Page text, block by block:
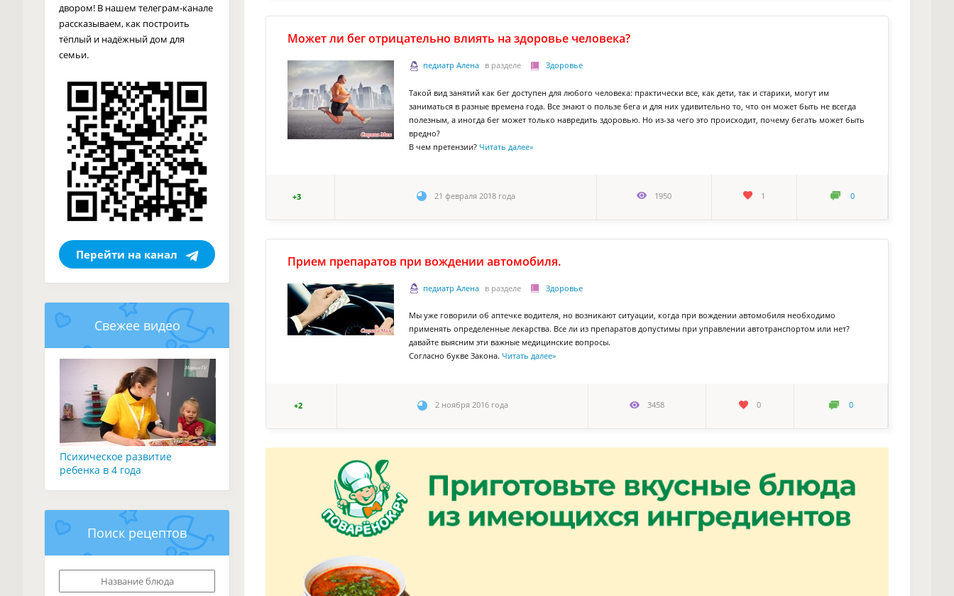
Может ли бег отрицательно влиять на здоровье человека?
педиатр Алена в разделе Здоровье
Такой вид занятий как бег доступен для любого человека: практически все, как дети, так и старики, могут им
заниматься в разные времена года. Все знают о пользе бега и для них удивительно то, что он может быть не всегда
полезным, а иногда бег может только навредить здоровью. Но из-за чего это происходит, почему бегать может быть
вредно?
В чем претензии? Читать далее»
+3 21 февраля 2018 года 1950 1 0
Прием препаратов при вождении автомобиля.
педиатр Алена в разделе Здоровье
Мы уже говорили об аптечке водителя, но возникают ситуации, когда при вождении автомобиля необходимо
применять определенные лекарства. Все ли из препаратов допустимы при управлении автотранспортом или нет?
давайте выясним эти важные медицинские вопросы.
Согласно букве Закона. Читать далее»
+2 2 ноября 2016 года 3458 0 0
двором! В нашем телеграм-канале
рассказываем, как построить
тёплый и надёжный дом для
семьи.
Перейти на канал
Свежее видео
Психическое развитие
ребенка в 4 года
Поиск рецептов